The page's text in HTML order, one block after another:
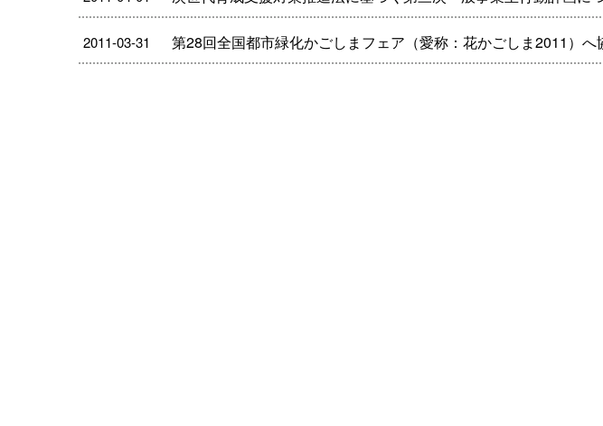
2011-03-31 第28回全国都市緑化かごしまフェア（愛称：花かごしま2011）へ